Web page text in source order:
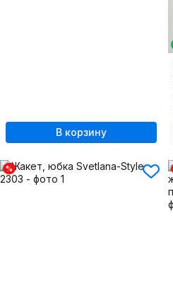
В корзину
%